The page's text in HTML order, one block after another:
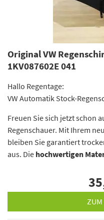
Original VW
1KV087602E 041
Hallo Regentage:
VW Automatik Stock-
Freuen Sie sich jetzt schon
Regenschauer. Mit Ihrem
bleiben Sie garantiert
aus. Die hochwertigen
ZUM